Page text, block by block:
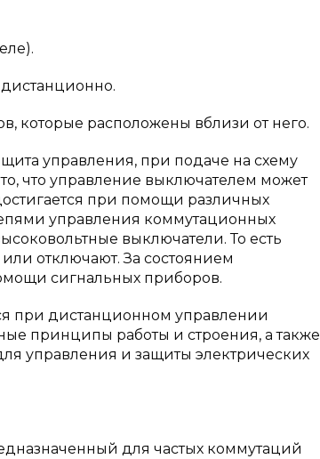
которые расположены вблизи от него.
управления, при подаче на схему
что управление выключателем может
при помощи различных
управления коммутационных
выключатели. То есть
отключают. За состоянием
сигнальных приборов.
при дистанционном управлении
принципы работы и строения, а также
управления и защиты электрических
для частых коммутаций